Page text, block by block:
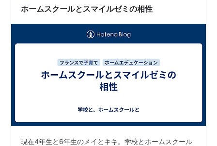
探すだけでも苦労するイメージです。 イギ…
ホームスクールとスマイルゼミの相性
現在4年生と6年生のメイとキキ。学校とホームスクール